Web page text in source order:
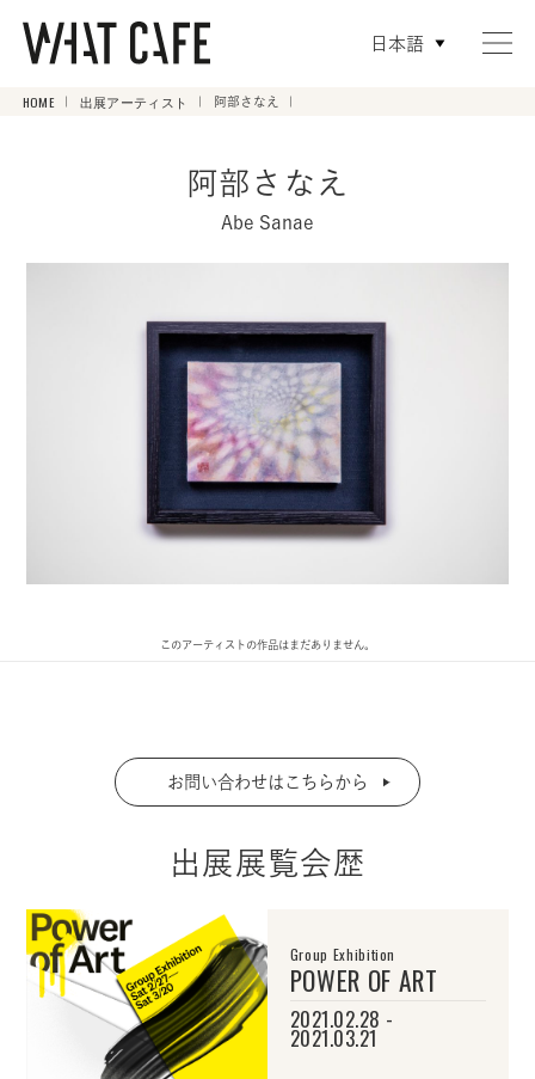
日本語
HOME 出展アーティスト 阿部さなえ
阿部さなえ
Abe Sanae
このアーティストの作品はまだありません。
お問い合わせはこちらから
出展展覧会歴
Group Exhibition
POWER OF ART
2021.02.28 -
2021.03.21